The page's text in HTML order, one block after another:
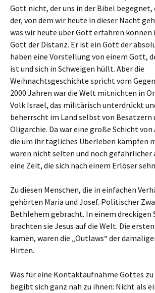
Gott nicht, der uns in der Bibel
der, von dem wir heute in dieser Nacht
was wir heute über Gott erfahren können
Gott der Distanz. Er ist ein Gott der
haben eine Vorstellung von einem Gott,
ist und sich in Schweigen hüllt. Aber die
Weihnachtsgeschichte spricht vom
2000 Jahren war die Welt mitnichten in
Volk Israel, das militärisch unterdrückt
beherrscht im Land selbst von Besatzern
Oligarchie. Da war eine große Schicht von
die um ihr tägliches Überleben kämpfen
waren nicht selten und noch gefährlicher
eine Zeit, die sich nach einem Erlöser
Zu diesen Menschen, die in einfachen
gehörten Maria und Josef. Politischer
Bethlehem gebracht. In einem dreckigen
brachten sie Jesus auf die Welt. Die
kamen, waren die „Outlaws“ der
Hirten.
Was für eine Kontaktaufnahme Gottes zu
begibt sich ganz nah zu ihnen: Nicht als